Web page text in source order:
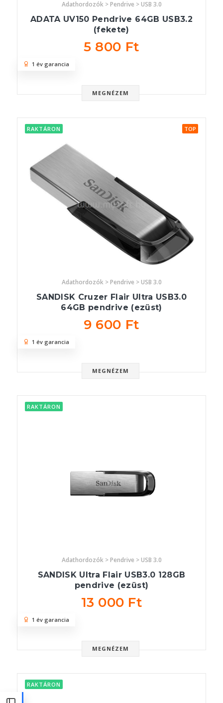
Adathordozók > Pendrive > USB 3.0
ADATA UV150 Pendrive 64GB USB3.2
(fekete)
5 800 Ft
MEGNÉZEM
1 év garancia
RAKTÁRON TOP
Adathordozók > Pendrive > USB 3.0
SANDISK Cruzer Flair Ultra USB3.0
64GB pendrive (ezüst)
9 600 Ft
MEGNÉZEM
1 év garancia
RAKTÁRON
Adathordozók > Pendrive > USB 3.0
SANDISK Ultra Flair USB3.0 128GB
pendrive (ezüst)
13 000 Ft
MEGNÉZEM
1 év garancia
RAKTÁRON